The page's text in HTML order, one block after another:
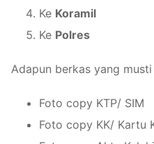
Ke Koramil
Ke Polres
Adapun berkas yang
Foto copy KTP/ SIM
Foto copy KK/ Kartu